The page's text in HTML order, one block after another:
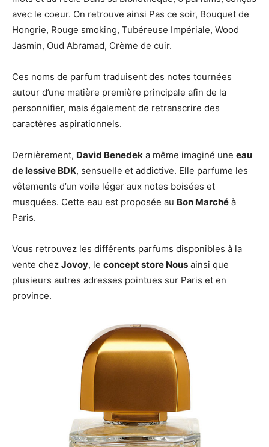
avec le coeur. On retrouve ainsi Pas ce soir, Bouquet de
Hongrie, Rouge smoking, Tubéreuse Impériale, Wood
Jasmin, Oud Abramad, Crème de cuir.
Ces noms de parfum traduisent des notes tournées
autour d’une matière première principale afin de la
personnifier, mais également de retranscrire des
caractères aspirationnels.
Dernièrement, David Benedek a même imaginé une eau
de lessive BDK, sensuelle et addictive. Elle parfume les
vêtements d’un voile léger aux notes boisées et
musquées. Cette eau est proposée au Bon Marché à
Paris.
Vous retrouvez les différents parfums disponibles à la
vente chez Jovoy, le concept store Nous ainsi que
plusieurs autres adresses pointues sur Paris et en
province.